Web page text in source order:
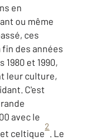
en
ou même
ces
des années
1980 et 1990,
leur culture,
C'est
avec le
celtique
2
. Le